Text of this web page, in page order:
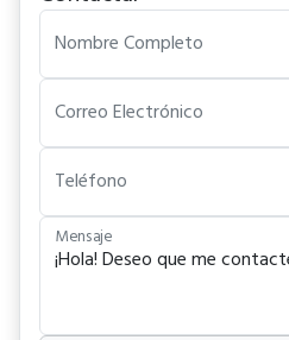
Nombre Completo
Correo Electrónico
Teléfono
Mensaje